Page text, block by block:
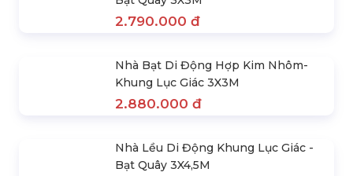
3.400.000 đ
Nhà Lều Di Động Khung Lục Giác +
Bạt Quây 3X3M